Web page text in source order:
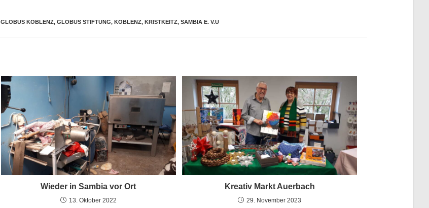
GLOBUS KOBLENZ, GLOBUS STIFTUNG, KOBLENZ, KRISTKEITZ, SAMBIA E. V.U
Wieder in Sambia vor Ort
13. Oktober 2022
Kreativ Markt Auerbach
29. November 2023